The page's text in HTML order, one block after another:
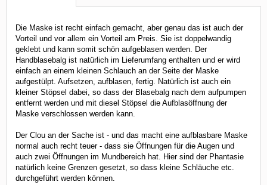
Die Maske ist recht einfach gemacht, aber genau das ist auch der
Vorteil und vor allem ein Vorteil am Preis. Sie ist doppelwandig
geklebt und kann somit schön aufgeblasen werden. Der
Handblasebalg ist natürlich im Lieferumfang enthalten und er wird
einfach an einem kleinen Schlauch an der Seite der Maske
aufgestülpt. Aufsetzen, aufblasen, fertig. Natürlich ist auch ein
kleiner Stöpsel dabei, so dass der Blasebalg nach dem aufpumpen
entfernt werden und mit diesel Stöpsel die Aufblasöffnung der
Maske verschlossen werden kann.
Der Clou an der Sache ist - und das macht eine aufblasbare Maske
normal auch recht teuer - dass sie Öffnungen für die Augen und
auch zwei Öffnungen im Mundbereich hat. Hier sind der Phantasie
natürlich keine Grenzen gesetzt, so dass kleine Schläuche etc.
durchgeführt werden können.